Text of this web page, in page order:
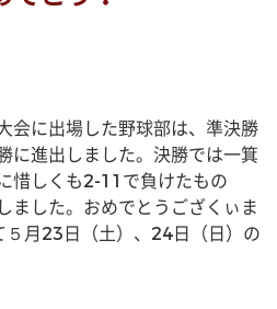
会に出場した野球部は、準決勝
に進出しました。決勝では一箕
惜しくも2-11で負けたもの
ました。おめでとうござくぃま
月23日（土）、24日（日）の